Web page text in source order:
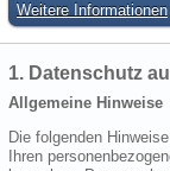
Weitere Informationen
1. Datenschutz
Allgemeine Hinweise
Die folgenden
Ihren